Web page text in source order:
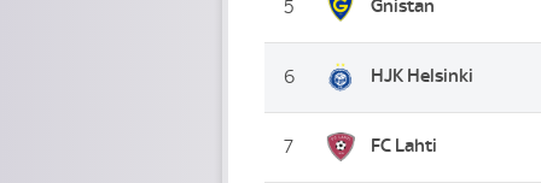
5 Gnistan
6 HJK Helsinki
7 FC Lahti